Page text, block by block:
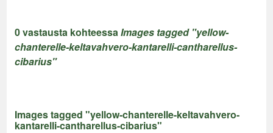
0 vastausta kohteessaImages tagged "yellow-
chanterelle-keltavahvero-kantarelli-cantharellus-
cibarius"
Images tagged "yellow-chanterelle-keltavahvero-
kantarelli-cantharellus-cibarius"